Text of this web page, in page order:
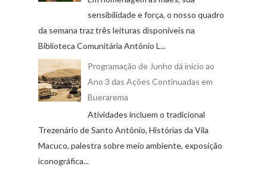
sensibilidade e força, o nosso quadro
da semana traz três leituras disponíveis na
Biblioteca Comunitária Antônio L...
Programação de Junho dá início ao
Ano 3 das Ações Continuadas em
Buerarema
Atividades incluem o tradicional
Trezenário de Santo Antônio, Histórias da Vila
Macuco, palestra sobre meio ambiente, exposição
iconográfica...